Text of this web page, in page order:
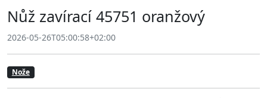
Nůž zavírací 45751 oranžový
2026-05-26T05:00:58+02:00
Nože